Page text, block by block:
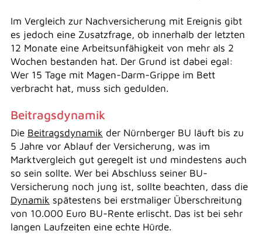
Im Vergleich zur Nachversicherung mit Ereignis gibt
es jedoch eine Zusatzfrage, ob innerhalb der letzten
12 Monate eine Arbeitsunfähigkeit von mehr als 2
Wochen bestanden hat. Der Grund ist dabei egal:
Wer 15 Tage mit Magen-Darm-Grippe im Bett
verbracht hat, muss sich gedulden.
Beitragsdynamik
Die Beitragsdynamik der Nürnberger BU läuft bis zu
5 Jahre vor Ablauf der Versicherung, was im
Marktvergleich gut geregelt ist und mindestens auch
so sein sollte. Wer bei Abschluss seiner BU-
Versicherung noch jung ist, sollte beachten, dass die
Dynamik spätestens bei erstmaliger Überschreitung
von 10.000 Euro BU-Rente erlischt. Das ist bei sehr
langen Laufzeiten eine echte Hürde.